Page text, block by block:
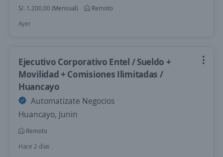
S/. 1.200,00 (Mensual)
Remoto
Ayer
Ejecutivo Corporativo Entel / Sueldo +
Movilidad + Comisiones Ilimitadas /
Huancayo
Automatizate Negocios
Huancayo, Junin
Remoto
Hace 2 días